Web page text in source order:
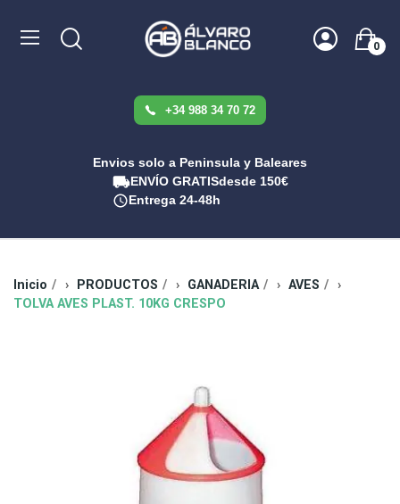
0
+34 988 34 70 72
Envios solo a Peninsula y Baleares
ENVÍO GRATISdesde 150€
Entrega 24-48h
Inicio PRODUCTOS GANADERIA
AVES
TOLVA AVES PLAST. 10KG CRESPO